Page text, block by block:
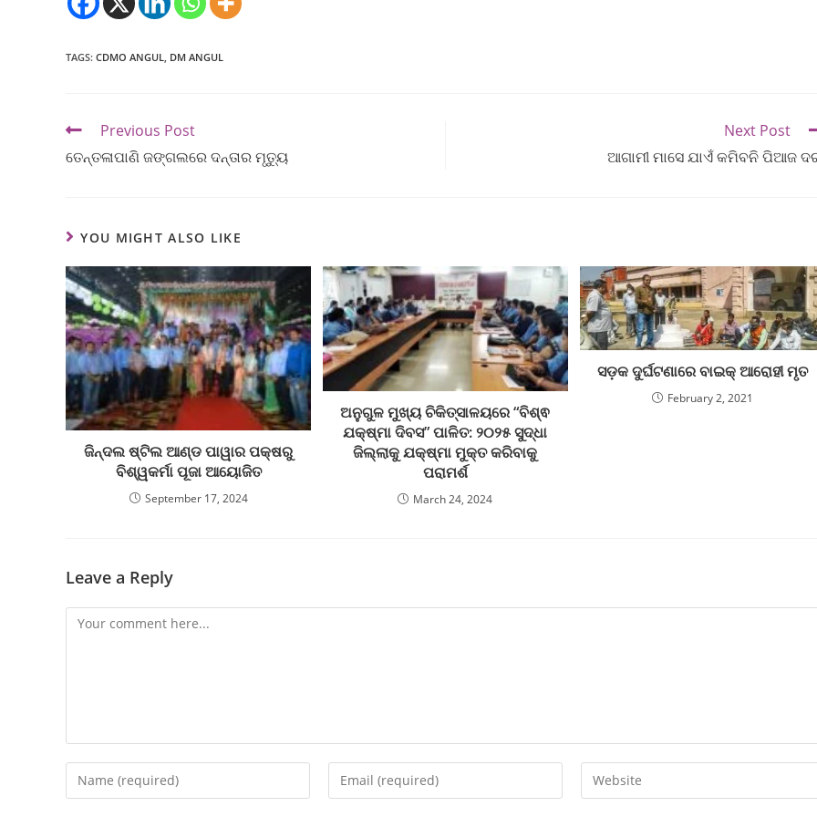
TAGS: CDMO ANGUL DM ANGUL
Previous Post
ତେନ୍ତଳାପାଣି ଜଙ୍ଗଲରେ ଦନ୍ତାର ମୃତ୍ୟୁ
Next Post
ଆଗାମୀ ମାସେ ଯାଏଁ କମିବନି ପିଆଜ
YOU MIGHT ALSO LIKE
ଜିନ୍ଦଲ ଷ୍ଟିଲ ଆଣ୍ଡ ପାୱାର ପକ୍ଷରୁ
ବିଶ୍ୱକର୍ମା ପୂଜା ଆୟୋଜିତ
September 17, 2024
ଅନୁଗୁଳ ମୁଖ୍ୟ ଚିକିତ୍ସାଳୟରେ “ବିଶ୍ଵ
ଯକ୍ଷ୍ମା ଦିବସ” ପାଳିତ: ୨୦୨୫ ସୁଦ୍ଧା
ଜିଲ୍ଲାକୁ ଯକ୍ଷ୍ମା ମୁକ୍ତ କରିବାକୁ
ପରାମର୍ଶ
March 24, 2024
ସଡ଼କ ଦୁର୍ଘଟଣାରେ ବାଇକ୍ ଆରୋହୀ ମୃତ
February 2, 2021
Leave a Reply